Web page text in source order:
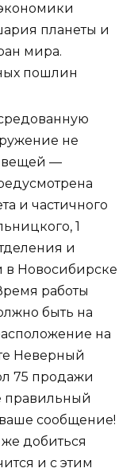
планеты и
мира.
пошлин
не
вещей —
и частичного
1
и
в Новосибирске
работы
быть на
на
Неверный
75 продажи
правильный
сообщение!
добиться
и с этим